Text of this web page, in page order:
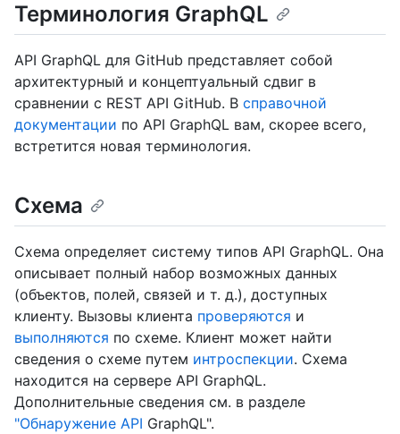
Терминология GraphQL
API GraphQL для GitHub представляет собой
архитектурный и концептуальный сдвиг в
сравнении с REST API GitHub. В справочной
документации по API GraphQL вам, скорее всего,
встретится новая терминология.
Схема
Схема определяет систему типов API GraphQL. Она
описывает полный набор возможных данных
(объектов, полей, связей и т. д.), доступных
клиенту. Вызовы клиента проверяются и
выполняются по схеме. Клиент может найти
сведения о схеме путем интроспекции. Схема
находится на сервере API GraphQL.
Дополнительные сведения см. в разделе
"Обнаружение API GraphQL".